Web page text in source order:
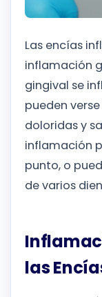
Las encías
inflamación
gingival se
pueden
doloridas y
inflamación
punto, o
de varios
las